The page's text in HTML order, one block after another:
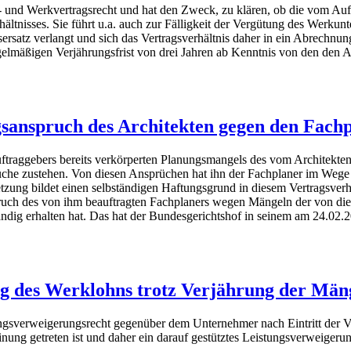
Werkvertragsrecht und hat den Zweck, zu klären, ob die vom
Sie führt u.a. auch zur Fälligkeit der Vergütung des
verlangt und sich das Vertragsverhältnis daher in ein
Verjährungsfrist von drei Jahren ab Kenntnis von den
des Architekten gegen den
bereits verkörperten Planungsmangels des vom
zustehen. Von diesen Ansprüchen hat ihn der Fachplaner im
bildet einen selbständigen Haftungsgrund in diesem
des von ihm beauftragten Fachplaners wegen Mängeln der von
erhalten hat. Das hat der Bundesgerichtshof in seinem am
des Werklohns trotz Verjährung der
gegenüber dem Unternehmer nach Eintritt der
getreten ist und daher ein darauf gestütztes